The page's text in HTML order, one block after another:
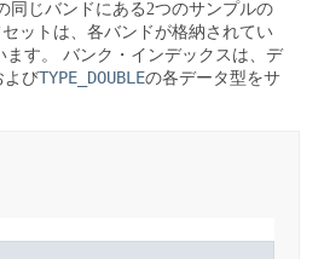
同じバンドにある2つのサンプルの
ットは、各バンドが格納されてい
す。
バンク・インデックスは、デ
よびTYPE_DOUBLEの各データ型をサ